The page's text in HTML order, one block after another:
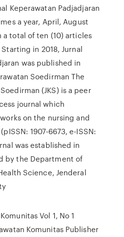
Keperawatan Padjadjaran
a year, April, August
total of ten (10) articles
in 2018, Jurnal
was published in
Soedirman The
(JKS) is a peer
journal which
on the nursing and
1907-6673, e-ISSN:
was established in
by the Department of
Science, Jenderal
Vol 1, No 1
Komunitas Publisher